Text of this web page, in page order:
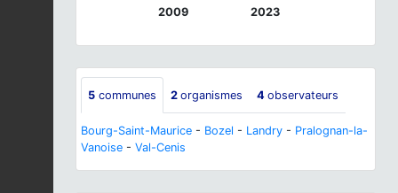
2009 2023
5 communes 2 organismes 4 observateurs
Bourg-Saint-Maurice - Bozel - Landry - Pralognan-la-
Vanoise - Val-Cenis